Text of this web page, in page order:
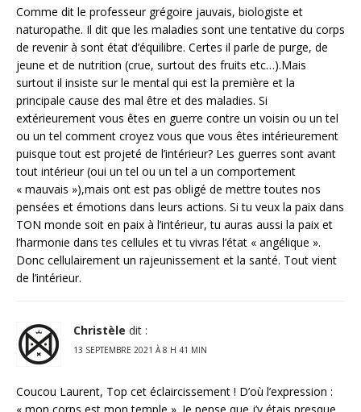
Comme dit le professeur grégoire jauvais, biologiste et
naturopathe. Il dit que les maladies sont une tentative du corps
de revenir à sont état d’équilibre. Certes il parle de purge, de
jeune et de nutrition (crue, surtout des fruits etc…).Mais
surtout il insiste sur le mental qui est la première et la
principale cause des mal être et des maladies. Si
extérieurement vous êtes en guerre contre un voisin ou un tel
ou un tel comment croyez vous que vous êtes intérieurement
puisque tout est projeté de l’intérieur? Les guerres sont avant
tout intérieur (oui un tel ou un tel a un comportement
« mauvais »),mais ont est pas obligé de mettre toutes nos
pensées et émotions dans leurs actions. Si tu veux la paix dans
TON monde soit en paix à l’intérieur, tu auras aussi la paix et
l’harmonie dans tes cellules et tu vivras l’état « angélique ».
Donc cellulairement un rajeunissement et la santé. Tout vient
de l’intérieur.
Christèle dit :
13 SEPTEMBRE 2021 À 8 H 41 MIN
Coucou Laurent, Top cet éclaircissement ! D’où l’expression :